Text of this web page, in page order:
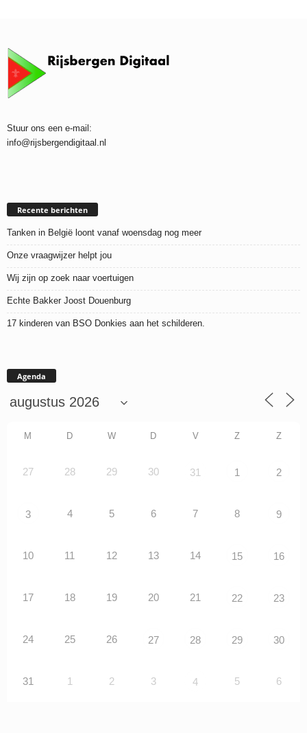
Stuur ons een e-mail:
info@rijsbergendigitaal.nl
Recente berichten
Tanken in België loont vanaf woensdag nog meer
Onze vraagwijzer helpt jou
Wij zijn op zoek naar voertuigen
Echte Bakker Joost Douenburg
17 kinderen van BSO Donkies aan het schilderen.
Agenda
M D W D V Z Z
27 28 29 30 31 1 2
3 4 5 6 7 8 9
10 11 12 13 14 15 16
17 18 19 20 21 22 23
24 25 26 27 28 29 30
31 1 2 3 4 5 6